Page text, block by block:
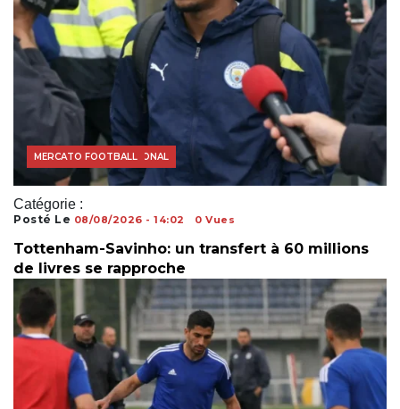
Catégorie :
FOOTBALL INTERNATIONAL
MERCATO FOOTBALL
Posté Le 08/08/2026 - 14:02 0 Vues
Tottenham-Savinho: un transfert à 60 millions
de livres se rapproche